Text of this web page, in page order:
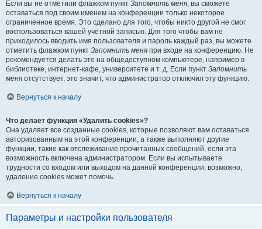
Если вы не отметили флажком пункт Запомнить меня , вы сможете
оставаться под своим именем на конференции только некоторое
ограниченное время. Это сделано для того, чтобы никто другой не смог
воспользоваться вашей учётной записью. Для того чтобы вам не
приходилось вводить имя пользователя и пароль каждый раз, вы можете
отметить флажком пункт Запомнить меня при входе на конференцию. Не
рекомендуется делать это на общедоступном компьютере, например в
библиотеке, интернет-кафе, университете и т. д. Если пункт Запомнить
меня отсутствует, это значит, что администратор отключил эту функцию.
Вернуться к началу
Что делает функция «Удалить cookies»?
Она удаляет все созданные cookies, которые позволяют вам оставаться
авторизованным на этой конференции, а также выполняют другие
функции, такие как отслеживание прочитанных сообщений, если эта
возможность включена администратором. Если вы испытываете
трудности со входом или выходом на данной конференции, возможно,
удаление cookies может помочь.
Вернуться к началу
Параметры и настройки пользователя